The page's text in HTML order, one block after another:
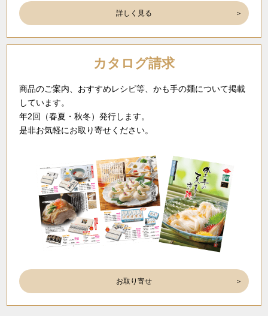
詳しく見る
カタログ請求
商品のご案内、おすすめレシピ等、かも手の麺について掲載
しています。
年2回（春夏・秋冬）発行します。
是非お気軽にお取り寄せください。
お取り寄せ